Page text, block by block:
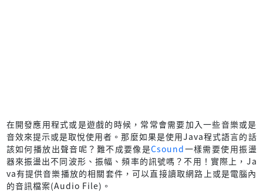
在開發應用程式或是遊戲的時候，常常會需要加入一些音樂或是
音效來提示或是取悅使用者。那麼如果是使用Java程式語言的話
該如何播放出聲音呢？難不成要像是Csound一樣需要使用振盪
器來振盪出不同波形、振幅、頻率的訊號嗎？不用！實際上，Ja
va有提供音樂播放的相關套件，可以直接讀取網路上或是電腦內
的音訊檔案(Audio File)。